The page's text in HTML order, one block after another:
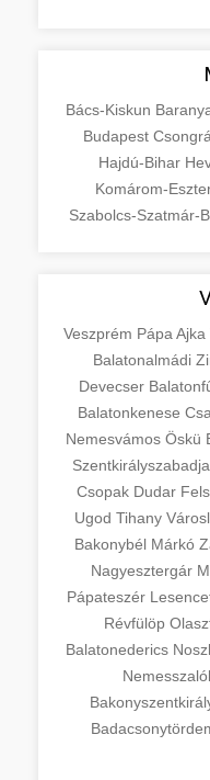
Bács-Kiskun
Budapest
Hajdú-Bihar
Komárom-
Szabolcs-Szatmár-
Veszprém Pápa Ajka
Balatonalmádi
Devecser
Balatonkenese
Nemesvámos Öskü
Szentkirályszabadja
Csopak Dudar
Ugod Tihany
Bakonybél Márkó
Nagyesztergár
Pápateszér
Révfülöp
Balatonederics